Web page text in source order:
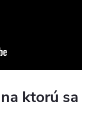
ktorú sa